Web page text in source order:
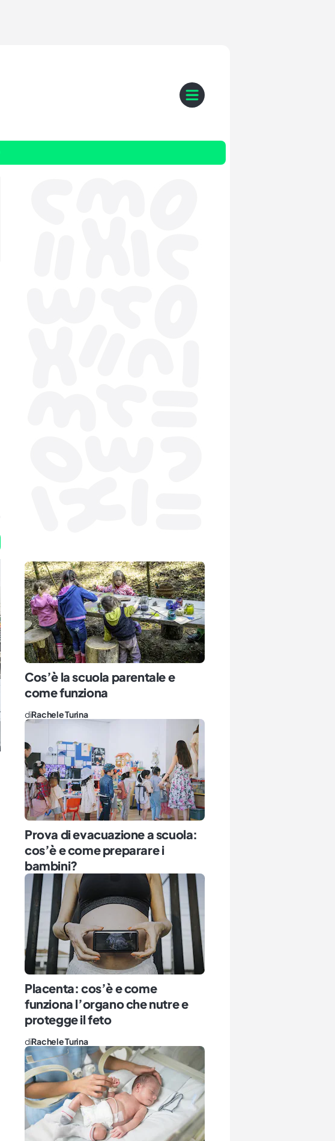
Cos’è la scuola parentale e
come funziona
diRachele Turina
Prova di evacuazione a scuola:
cos’è e come preparare i
bambini?
Placenta: cos’è e come
funziona l’organo che nutre e
protegge il feto
diRachele Turina